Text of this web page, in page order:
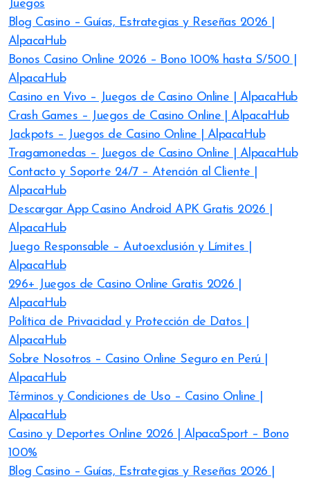
Juegos
Blog Casino – Guías, Estrategias y Reseñas 2026 |
AlpacaHub
Bonos Casino Online 2026 – Bono 100% hasta S/500 |
AlpacaHub
Casino en Vivo – Juegos de Casino Online | AlpacaHub
Crash Games – Juegos de Casino Online | AlpacaHub
Jackpots – Juegos de Casino Online | AlpacaHub
Tragamonedas – Juegos de Casino Online | AlpacaHub
Contacto y Soporte 24/7 – Atención al Cliente |
AlpacaHub
Descargar App Casino Android APK Gratis 2026 |
AlpacaHub
Juego Responsable – Autoexclusión y Límites |
AlpacaHub
296+ Juegos de Casino Online Gratis 2026 |
AlpacaHub
Política de Privacidad y Protección de Datos |
AlpacaHub
Sobre Nosotros – Casino Online Seguro en Perú |
AlpacaHub
Términos y Condiciones de Uso – Casino Online |
AlpacaHub
Casino y Deportes Online 2026 | AlpacaSport – Bono
100%
Blog Casino – Guías, Estrategias y Reseñas 2026 |